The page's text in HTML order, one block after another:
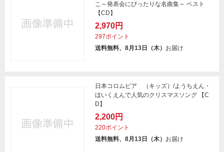
こ～発表会にぴったりな名曲集～ ベスト
【CD】
2,970円
297ポイント
送料無料、8月13日（木） お届け
日本コロムビア （キッズ）/ようちえん・
ほいくえんで人気のクリスマスソング 【C
D】
2,200円
220ポイント
送料無料、8月13日（木） お届け